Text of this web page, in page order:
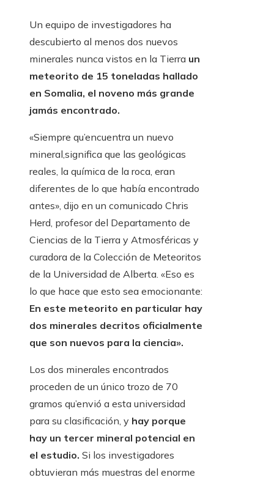
Un equipo de investigadores ha
descubierto al menos dos nuevos
minerales nunca vistos en la Tierra un
meteorito de 15 toneladas hallado
en Somalia, el noveno más grande
jamás encontrado.
«Siempre qu’encuentra un nuevo
mineral,significa que las geológicas
reales, la química de la roca, eran
diferentes de lo que había encontrado
antes», dijo en un comunicado Chris
Herd, profesor del Departamento de
Ciencias de la Tierra y Atmosféricas y
curadora de la Colección de Meteoritos
de la Universidad de Alberta. «Eso es
lo que hace que esto sea emocionante:
En este meteorito en particular hay
dos minerales decritos oficialmente
que son nuevos para la ciencia».
Los dos minerales encontrados
proceden de un único trozo de 70
gramos qu’envió a esta universidad
para su clasificación, y hay porque
hay un tercer mineral potencial en
el estudio. Si los investigadores
obtuvieran más muestras del enorme